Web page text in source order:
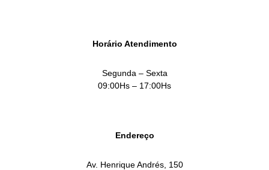
Horário Atendimento
Segunda – Sexta
09:00Hs – 17:00Hs
Endereço
Av. Henrique Andrés, 150